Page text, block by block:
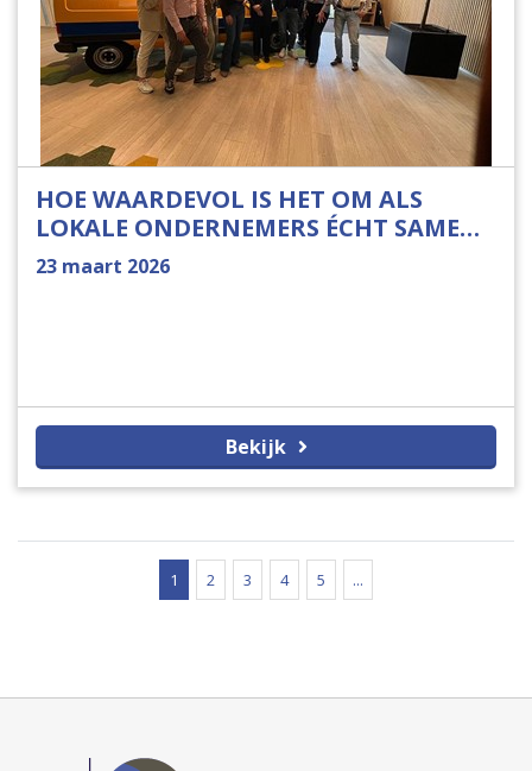
HOE WAARDEVOL IS HET OM ALS
LOKALE ONDERNEMERS ÉCHT SAMEN
TE WERKEN?
23 maart 2026
Bekijk
1 2 3 4 5 ...